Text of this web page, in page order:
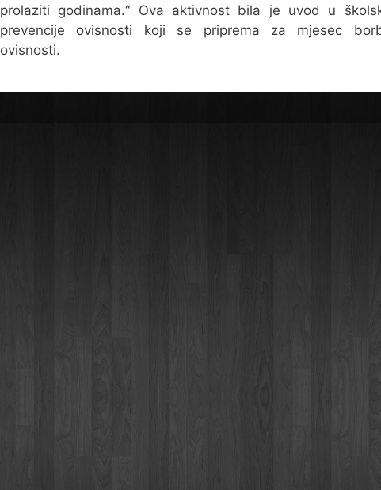
prolaziti godinama.“ Ova aktivnost bila je uvod u
prevencije ovisnosti koji se priprema za mjesec
ovisnosti.